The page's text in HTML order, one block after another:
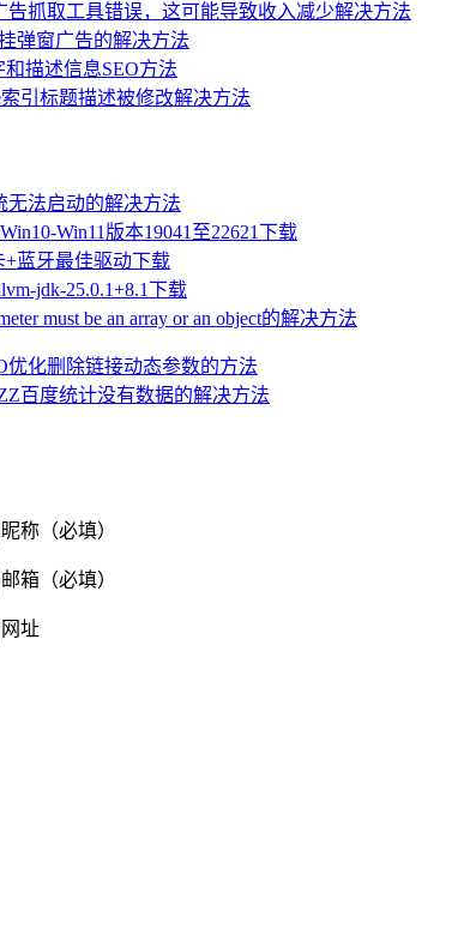
告抓取工具错误，这可能导致收入减少解决方法
弹窗广告的解决方法
描述信息SEO方法
引标题描述被修改解决方法
无法启动的解决方法
Win11版本19041至22621下载
+蓝牙最佳驱动下载
jdk-25.0.1+8.1下载
must be an array or an object的解决方法
优化删除链接动态参数的方法
百度统计没有数据的解决方法
昵称（必填）
邮箱（必填）
网址